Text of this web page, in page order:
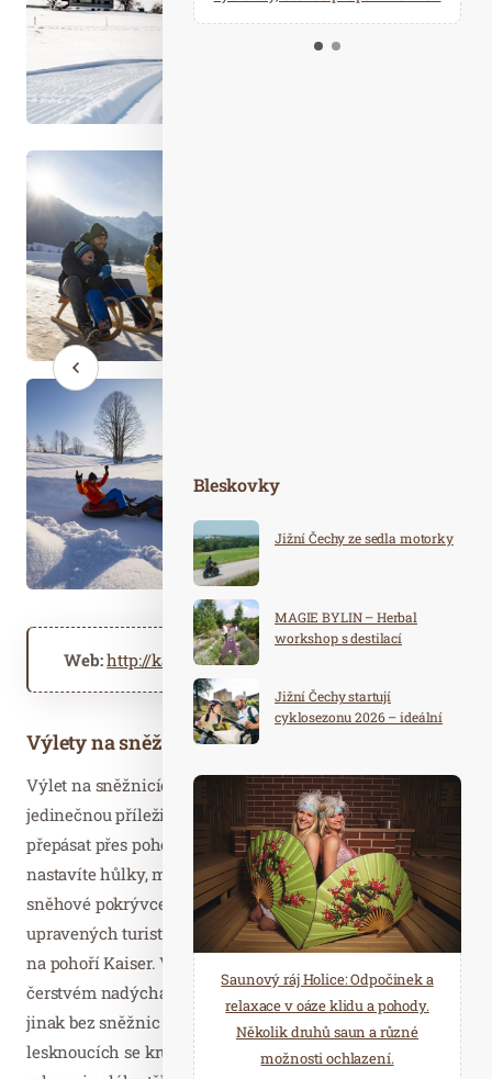
Kalendář událostí
Odebírejte náš newsletter
Web:http://kaiserwinkl.com
Výlety na sněžnicích po osamělých stezkách
Výlet na sněžnicích kouzelnou zimní krajinou nabízí
jedinečnou příležitost, jak si užít zimu. Sněžnice se dají
přepásat přes pohorky nebo zimní boty, a jakmile si
nastavíte hůlky, můžete vyrazit. Najednou kráčíte po
sněhové pokrývce zasněžených luk daleko od
upravených turistických stezek s nádhernými výhledy
na pohoří Kaiser. Vyšlapujete téměř bez námahy po
čerstvém nadýchaném novém sněhu, ve kterém byste se
jinak bez sněžnic propadali po kolena, nebo po
lesknoucích se krustách ledu. Sněžnice vám dopřejí
Bleskovky
Jižní Čechy ze sedla motorky
MAGIE BYLIN – Herbal
workshop s destilací
Jižní Čechy startují
cyklosezonu 2026 – ideální
Saunový ráj Holice: Odpočinek a
relaxace v oáze klidu a pohody.
Několik druhů saun a různé
možnosti ochlazení.
Spa Hotel Děvín: Odpočiňte si od
starostí všedních dnů a přijeďte
načerpat novou energii do
Mariánských Lázní.